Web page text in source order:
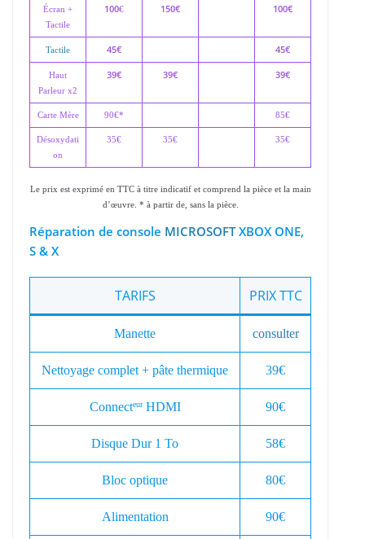
Écran +
Tactile
100€ 150€ 100€
Tactile 45€ 45€
Haut
Parleur x2
39€ 39€ 39€
Carte Mère 90€* 85€
Désoxydati
on
35€ 35€ 35€
Le prix est exprimé en TTC à titre indicatif et comprend la pièce et la main
d’œuvre. * à partir de, sans la pièce.
Réparation de console MICROSOFTXBOX ONE,
S & X
TARIFS PRIX TTC
Manette consulter
Nettoyage complet + pâte thermique 39€
ConnecteurHDMI 90€
Disque Dur 1 To 58€
Bloc optique 80€
Alimentation 90€